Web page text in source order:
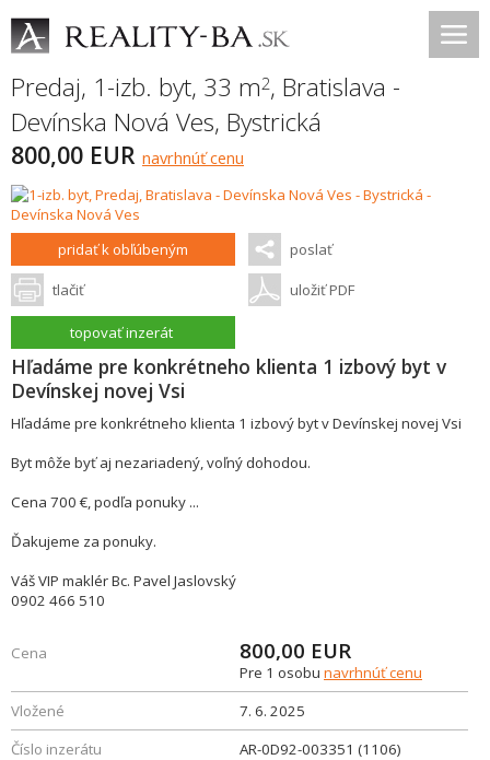
Predaj, 1-izb. byt, 33 m2, Bratislava -
Devínska Nová Ves, Bystrická
800,00 EUR navrhnúť cenu
pridať k obľúbeným poslať
tlačiť uložiť PDF
topovať inzerát
Hľadáme pre konkrétneho klienta 1 izbový byt v
Devínskej novej Vsi
Hľadáme pre konkrétneho klienta 1 izbový byt v Devínskej novej Vsi
Byt môže byť aj nezariadený, voľný dohodou.
Cena 700 €, podľa ponuky ...
Ďakujeme za ponuky.
Váš VIP maklér Bc. Pavel Jaslovský
0902 466 510
Cena 800,00 EUR
Pre 1 osobu navrhnúť cenu
Vložené
7. 6. 2025
Číslo inzerátu
AR-0D92-003351 (1106)